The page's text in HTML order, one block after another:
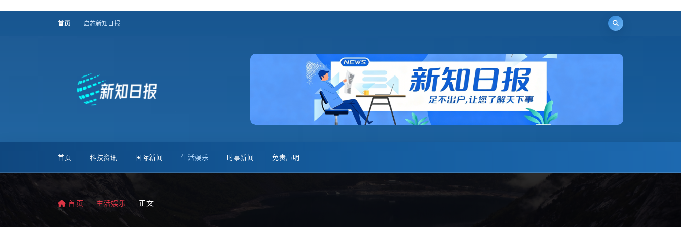
首页 启芯新知日报
首页 科技资讯 国际新闻 生活娱乐 时事新闻 免责声明
首页 生活娱乐 正文